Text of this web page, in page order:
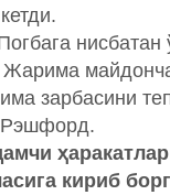
нисбатан
Жарима
зарбасини
Рэшфорд.
кириб